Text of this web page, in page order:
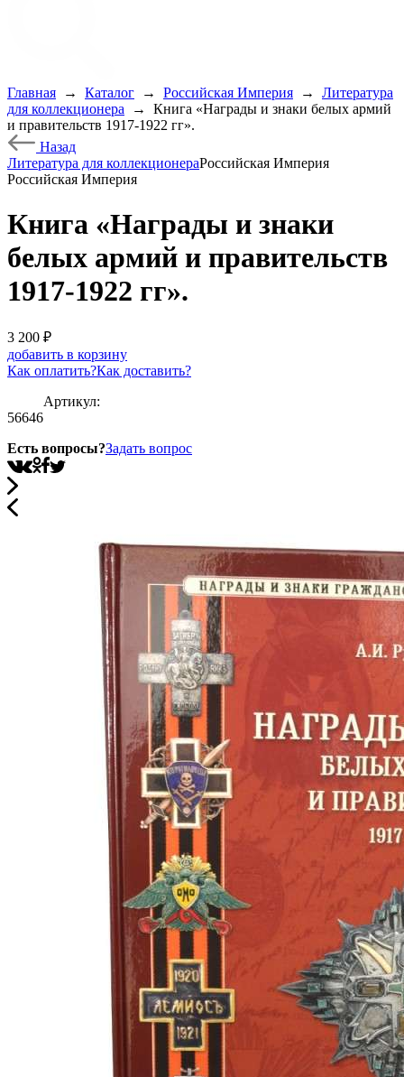
Главная → Каталог → Российская Империя →
Литература
для коллекционера
→
Книга «Награды и знаки белых армий
и правительств 1917-1922 гг».
Назад
Литература для коллекционераРоссийская Империя
Российская Империя
Книга «Награды и знаки
белых армий и правительств
1917-1922 гг».
3 200 ₽
добавить в корзину
Как оплатить?Как доставить?
Артикул:
56646
Есть вопросы?Задать вопрос